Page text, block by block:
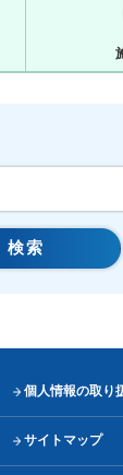
個人情報の取り
サイトマップ